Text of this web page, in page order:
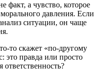
факт, а чувство, которое
давления. Если
ситуации, он чаще
то скажет «по-другому
это правда или просто